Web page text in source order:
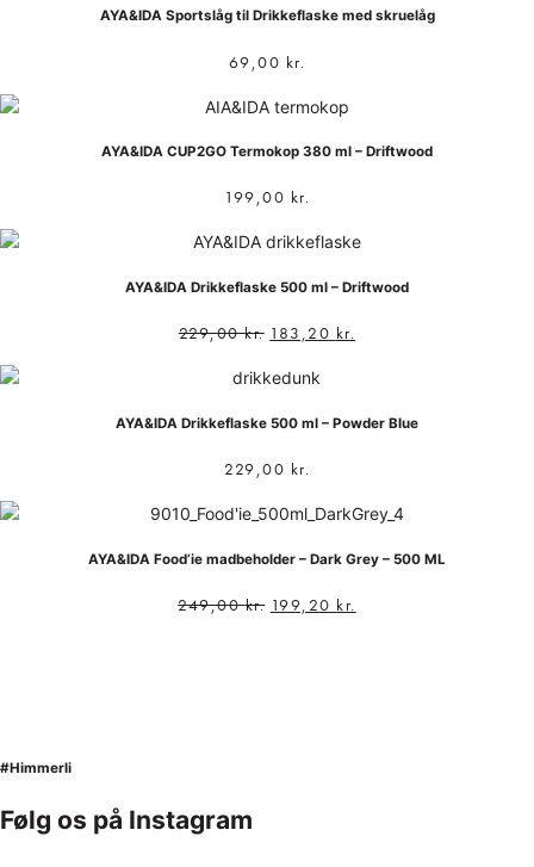
AYA&IDA Sportslåg til Drikkeflaske med skruelåg
69,00 kr.
AYA&IDA CUP2GO Termokop 380 ml – Driftwood
199,00 kr.
AYA&IDA Drikkeflaske 500 ml – Driftwood
229,00kr. 183,20 kr.
AYA&IDA Drikkeflaske 500 ml – Powder Blue
229,00 kr.
AYA&IDA Food’ie madbeholder – Dark Grey – 500 ML
249,00kr. 199,20 kr.
#Himmerli
Følg os på Instagram